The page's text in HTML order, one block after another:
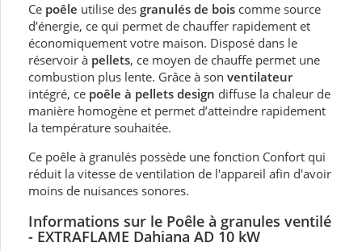
Ce poêle utilise des granulés de bois comme source
d’énergie, ce qui permet de chauffer rapidement et
économiquement votre maison. Disposé dans le
réservoir à pellets, ce moyen de chauffe permet une
combustion plus lente. Grâce à son ventilateur
intégré, ce poêle à pellets design diffuse la chaleur de
manière homogène et permet d’atteindre rapidement
la température souhaitée.
Ce poêle à granulés possède une fonction Confort qui
réduit la vitesse de ventilation de l'appareil afin d'avoir
moins de nuisances sonores.
Informations sur le Poêle à granules ventilé
- EXTRAFLAME Dahiana AD 10 kW